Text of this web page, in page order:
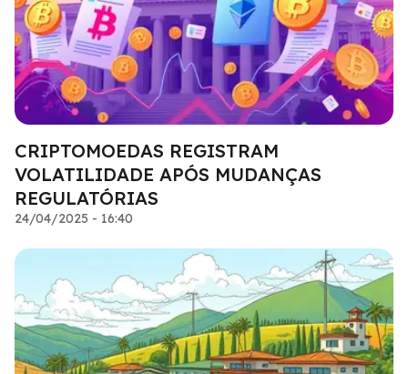
CRIPTOMOEDAS REGISTRAM
VOLATILIDADE APÓS MUDANÇAS
REGULATÓRIAS
24/04/2025 - 16:40